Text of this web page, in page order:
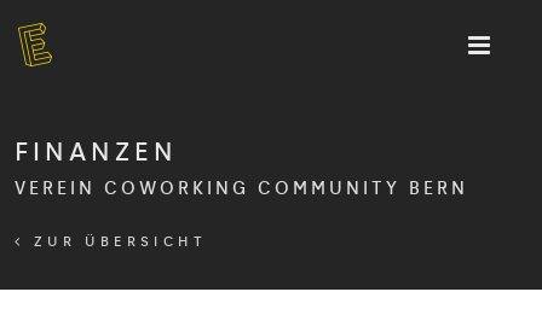
FINANZEN
VEREIN COWORKING COMMUNITY BERN
ZUR ÜBERSICHT